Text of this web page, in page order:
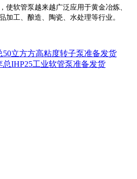
使软管泵 越来越广泛应用于黄金冶炼、
加工、酿造、陶瓷、水处理等行业。
50立方方高粘度转子泵准备发货
总IHP25工业软管泵准备发货